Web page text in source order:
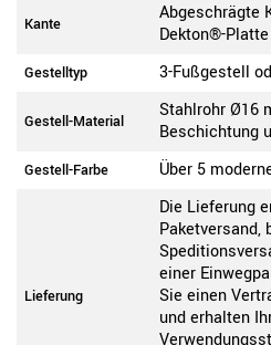
Kante
Abgeschrägte
Dekton®-Platte
Gestelltyp 3-Fußgestell
Gestell-Material
Stahlrohr Ø16
Beschichtung
Gestell-Farbe Über 5
Lieferung
Die Lieferung
Paketversand,
einer
Sie einen
und erhalten